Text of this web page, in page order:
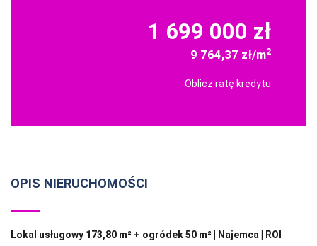
1 699 000 zł
9 764,37 zł/m2
Oblicz ratę kredytu
OPIS NIERUCHOMOŚCI
Lokal usługowy 173,80 m² + ogródek 50 m² | Najemca | ROI